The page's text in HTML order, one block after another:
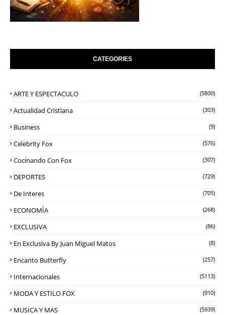
CATEGORIES
ARTE Y ESPECTACULO (5800)
Actualidad Cristiana (303)
Business (9)
Celebrity Fox (576)
Cocinando Con Fox (307)
DEPORTES (729)
De Interes (705)
ECONOMÍA (268)
EXCLUSIVA (86)
En Exclusiva By Juan Miguel Matos (8)
Encanto Butterfly (257)
Internacionales (5113)
MODA Y ESTILO FOX (910)
MUSICA Y MAS (5939)